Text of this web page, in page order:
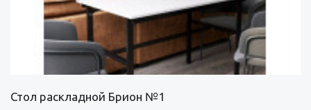
Стол раскладной Брион №1